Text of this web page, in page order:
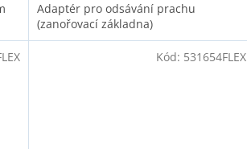
Adaptér pro odsávání prachu
(zanořovací základna)
Kód: 531654FLEX